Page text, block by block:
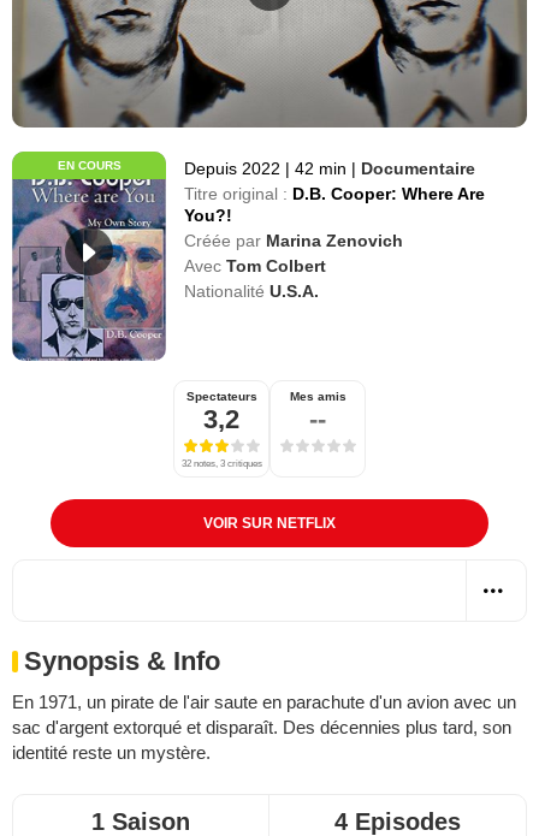
EN COURS Depuis 2022 | 42 min | Documentaire
Titre original : D.B. Cooper: Where Are
You?!
Créée par Marina Zenovich
Avec Tom Colbert
Nationalité U.S.A.
Spectateurs
3,2
32 notes, 3 critiques
Mes amis
--
VOIR SUR NETFLIX
Synopsis & Info
En 1971, un pirate de l'air saute en parachute d'un avion avec un
sac d'argent extorqué et disparaît. Des décennies plus tard, son
identité reste un mystère.
1 Saison 4 Episodes